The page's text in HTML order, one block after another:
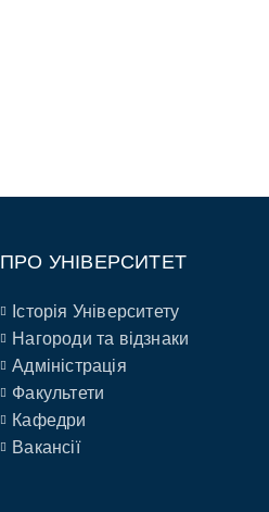
ПРО УНІВЕРСИТЕТ
Історія Університету
Нагороди та відзнаки
Адміністрація
Факультети
Кафедри
Вакансії